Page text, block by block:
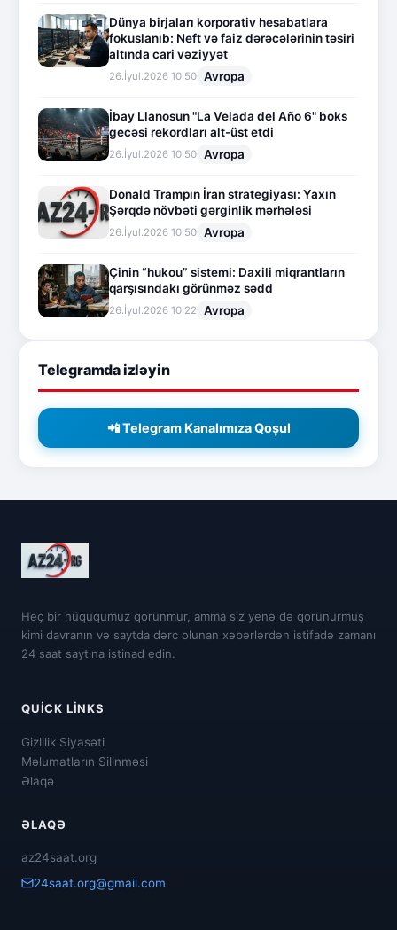
Dünya birjaları korporativ hesabatlara
fokuslanıb: Neft və faiz dərəcələrinin təsiri
altında cari vəziyyət
26.İyul.2026 10:50 Avropa
İbay Llanosun "La Velada del Año 6" boks
gecəsi rekordları alt-üst etdi
26.İyul.2026 10:50 Avropa
Donald Trampın İran strategiyası: Yaxın
Şərqdə növbəti gərginlik mərhələsi
26.İyul.2026 10:50 Avropa
Çinin “hukou” sistemi: Daxili miqrantların
qarşısındakı görünməz sədd
26.İyul.2026 10:22 Avropa
Telegramda izləyin
📲 Telegram Kanalımıza Qoşul
Heç bir hüququmuz qorunmur, amma siz yenə də qorunurmuş
kimi davranın və saytda dərc olunan xəbərlərdən istifadə zamanı
24 saat saytına istinad edin.
QUICK LINKS
Gizlilik Siyasəti
Məlumatların Silinməsi
Əlaqə
ƏLAQƏ
az24saat.org
24saat.org@gmail.com